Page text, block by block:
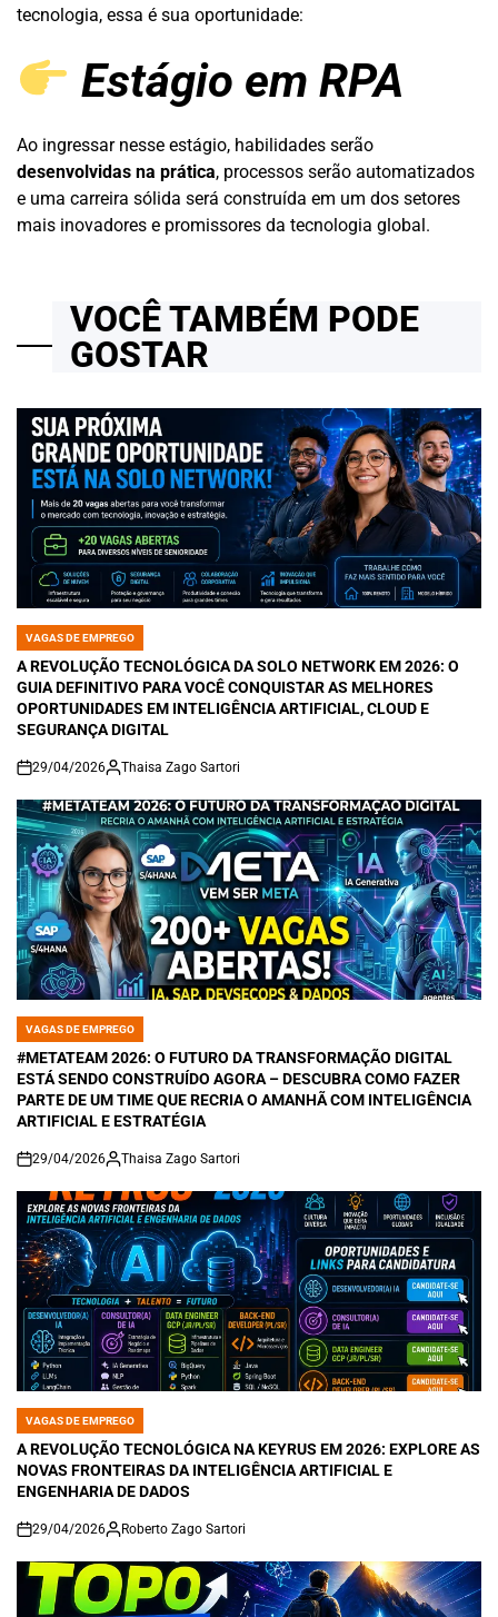
tecnologia, essa é sua oportunidade:
Estágio em RPA
Ao ingressar nesse estágio, habilidades serão
desenvolvidas na prática, processos serão automatizados
e uma carreira sólida será construída em um dos setores
mais inovadores e promissores da tecnologia global.
VOCÊ TAMBÉM PODE
GOSTAR
POSTED
IN
VAGAS DE EMPREGO
A REVOLUÇÃO TECNOLÓGICA DA SOLO NETWORK EM 2026: O
GUIA DEFINITIVO PARA VOCÊ CONQUISTAR AS MELHORES
OPORTUNIDADES EM INTELIGÊNCIA ARTIFICIAL, CLOUD E
SEGURANÇA DIGITAL
on
29/04/2026 Thaisa Zago Sartori
POSTED
IN
VAGAS DE EMPREGO
#METATEAM 2026: O FUTURO DA TRANSFORMAÇÃO DIGITAL
ESTÁ SENDO CONSTRUÍDO AGORA – DESCUBRA COMO FAZER
PARTE DE UM TIME QUE RECRIA O AMANHÃ COM INTELIGÊNCIA
ARTIFICIAL E ESTRATÉGIA
on
29/04/2026 Thaisa Zago Sartori
POSTED
IN
VAGAS DE EMPREGO
A REVOLUÇÃO TECNOLÓGICA NA KEYRUS EM 2026: EXPLORE AS
NOVAS FRONTEIRAS DA INTELIGÊNCIA ARTIFICIAL E
ENGENHARIA DE DADOS
on
29/04/2026 Roberto Zago Sartori